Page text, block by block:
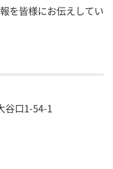
を皆様にお伝えしてい
谷口1-54-1